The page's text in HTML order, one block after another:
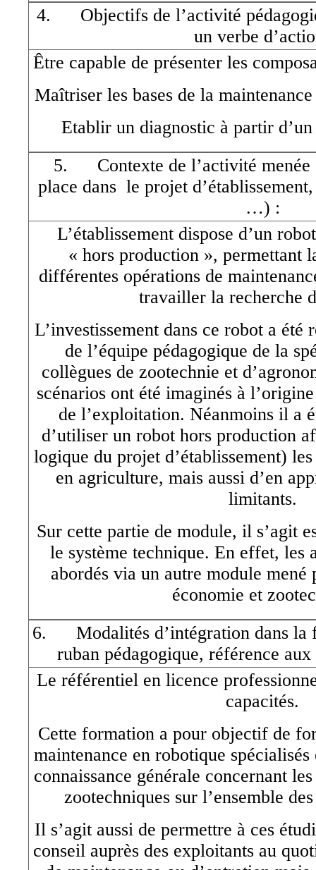
4. Objectifs de l’activité
un verbe
Être capable de présenter les
Maîtriser les bases de la
Etablir un diagnostic à partir
5. Contexte de l’activité menée
place dans le projet
…) :
L’établissement dispose d’un
« hors production », permettant
différentes opérations de
travailler la recherche
L’investissement dans ce robot a été
de l’équipe pédagogique de la
collègues de zootechnie et
scénarios ont été imaginés à
de l’exploitation. Néanmoins il a
d’utiliser un robot hors production
logique du projet d’établissement)
en agriculture, mais aussi d’en
limitants.
Sur cette partie de module, il s’agit
le système technique. En effet, les
abordés via un autre module mené
économie et
6. Modalités d’intégration dans la
ruban pédagogique, référence
Le référentiel en licence
capacités.
Cette formation a pour objectif de
maintenance en robotique
connaissance générale concernant
zootechniques sur l’ensemble
Il s’agit aussi de permettre à ces
conseil auprès des exploitants au